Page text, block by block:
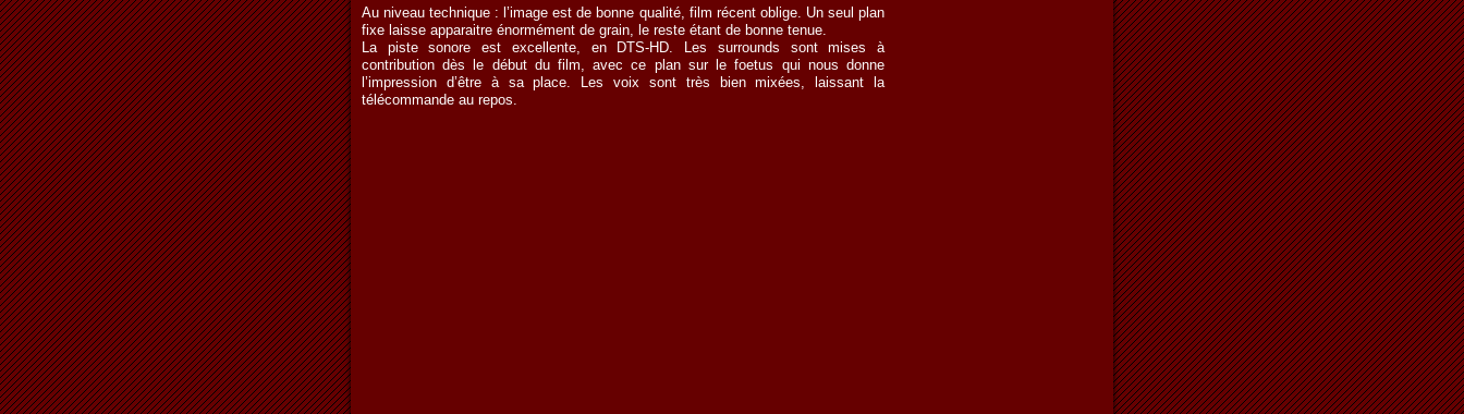
Au niveau technique : l’image est de bonne qualité, film récent oblige. Un seul plan
fixe laisse apparaitre énormément de grain, le reste étant de bonne tenue.
La piste sonore est excellente, en DTS-HD. Les surrounds sont mises à
contribution dès le début du film, avec ce plan sur le foetus qui nous donne
l’impression d’être à sa place. Les voix sont très bien mixées, laissant la
télécommande au repos.